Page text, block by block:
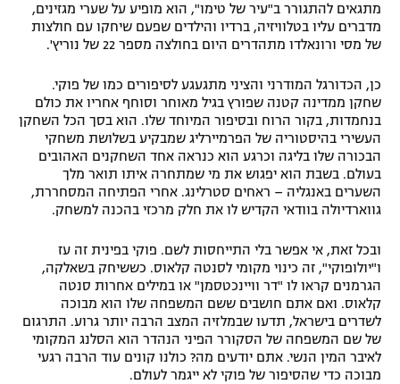
מתגאים להתגורר ב"עיר של טימו", הוא מופיע על שערי מגזינים,
מדברים עליו בטלוויזיה, ברדיו והילדים שפעם שיחקו עם חולצות
של מסי ורונאלדו מתהדרים היום בחולצה מספר 22 של נוריץ'.
כן, הכדורגל המודרני והציני מתגעגע לסיפורים כמו של פוקי.
שחקן ממדינה קטנה שפורץ בגיל מאוחר וסוחף אחריו את כולם
בנחמדות, בקור הרוח ובסיפור המיוחד שלו. הוא בסך הכל השחקן
העשירי בהיסטוריה של הפרמיירליג שמבקיע בשלושת משחקי
הבכורה שלו בליגה וכרגע הוא כנראה אחד השחקנים האהובים
בעולם. בשבת הוא יפגוש את מי שמתחרה איתו תואר מלך
השערים באנגליה – ראחים סטרלינג. אחרי הפתיחה המסחררת,
גווארדיולה בוודאי הקדיש לו את חלק מרכזי בהכנה למשחק.
ובכל זאת, אי אפשר בלי התייחסות לשם. פוקי בפינית זה עז
ו"יולופוקי", זה כינוי מקומי לסנטה קלאוס. כששיחק בשאלקה,
הגרמנים קראו לו "דר וויינכטסמן" או במילים אחרות סנטה
קלאוס. ואם אתם חושבים ששם המשפחה שלו הוא מבוכה
לשדרים בישראל, תדעו שבמלזיה המצב הרבה יותר גרוע. התרגום
של שם המשפחה של הסקורר הפיני הנהדר הוא הסלנג המקומי
לאיבר המין הנשי. אתם יודעים מה? כולנו קונים עוד הרבה רגעי
מבוכה כדי שהסיפור של פוקי לא ייגמר לעולם.